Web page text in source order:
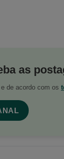
as
de acordo com os